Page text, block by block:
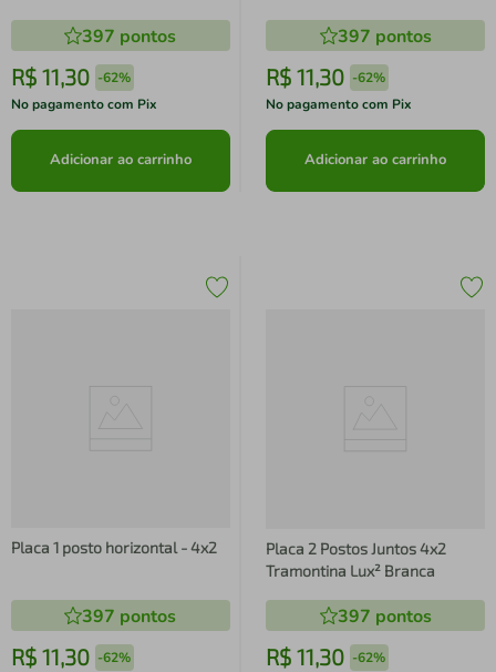
397 pontos
R$ 11,30 -62%
No pagamento com Pix
Adicionar ao carrinho
397 pontos
R$ 11,30 -62%
No pagamento com Pix
Adicionar ao carrinho
Placa 1 posto horizontal - 4x2
397 pontos
R$ 11,30 -62%
Placa 2 Postos Juntos 4x2
Tramontina Lux² Branca
397 pontos
R$ 11,30 -62%